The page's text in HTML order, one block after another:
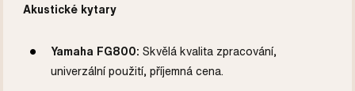
Akustické kytary
Yamaha FG800: Skvělá kvalita zpracování,
univerzální použití, příjemná cena.